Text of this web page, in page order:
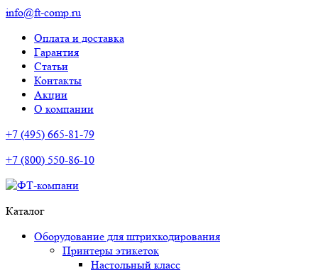
info@ft-comp.ru
Оплата и доставка
Гарантия
Статьи
Контакты
Акции
О компании
+7 (495) 665-81-79
+7 (800) 550-86-10
Каталог
Оборудование для штрихкодирования
Принтеры этикеток
Настольный класс